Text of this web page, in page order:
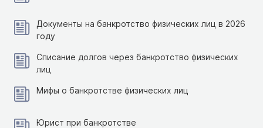
Документы на банкротство физических лиц в 2026
году
Списание долгов через банкротство физических
лиц
Мифы о банкротстве физических лиц
Юрист при банкротстве